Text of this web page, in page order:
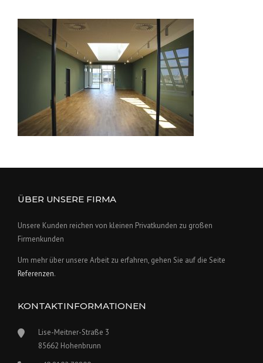
ÜBER UNSERE FIRMA
Unsere Kunden reichen von kleinen Privatkunden zu großen
Firmenkunden
Um mehr über unsere Arbeit zu erfahren, gehen Sie auf die Seite
Referenzen.
KONTAKTINFORMATIONEN
Lise-Meitner-Straße 3
85662 Hohenbrunn